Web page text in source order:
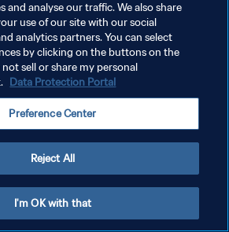
rights reserved.
and analyse our traffic. We also share
use of our site with our social
analytics partners. You can select
by clicking on the buttons on the
sell or share my personal
Data Protection Portal
Preference Center
Reject All
I'm OK with that